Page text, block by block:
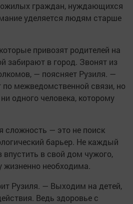
граждан, нуждающихся
уделяется людям старше
привозят родителей на
забирают в город. Звонят из
— поясняет Рузиля. —
межведомственной связи, но
одного человека, которому
сложность — это не поиск
барьер. Не каждый
впустить в свой дом чужого,
необходима.
Рузиля. — Выходим на детей,
Ведь здоровье с